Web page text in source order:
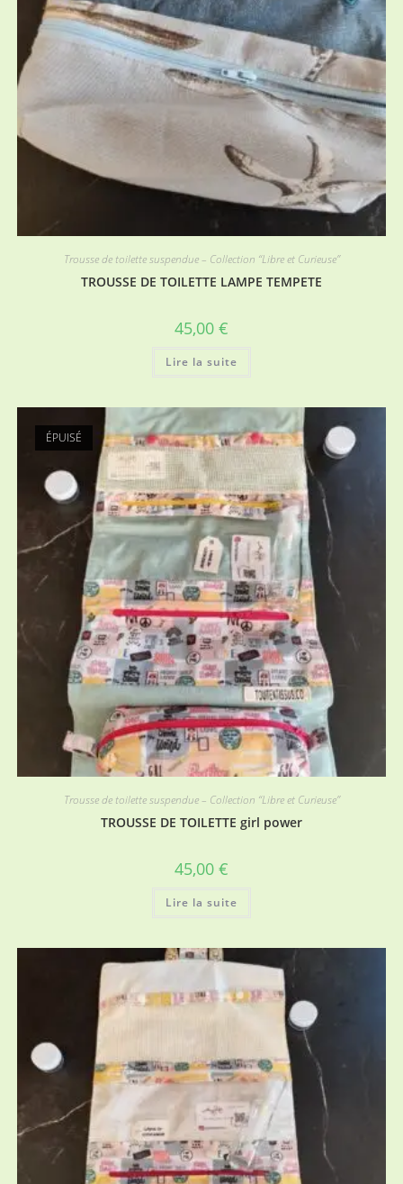
Trousse de toilette suspendue – Collection “Libre et Curieuse”
TROUSSE DE TOILETTE LAMPE TEMPETE
45,00 €
Lire la suite
ÉPUISÉ
Trousse de toilette suspendue – Collection “Libre et Curieuse”
TROUSSE DE TOILETTE girl power
45,00 €
Lire la suite